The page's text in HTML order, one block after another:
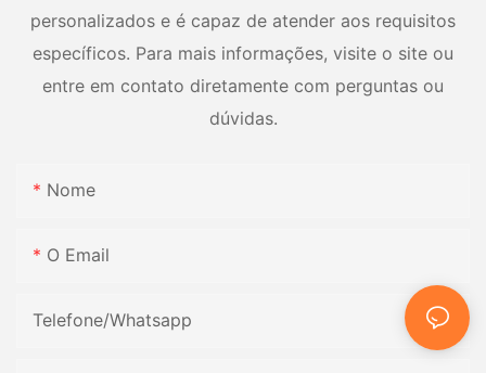
personalizados e é capaz de atender aos requisitos
específicos. Para mais informações, visite o site ou
entre em contato diretamente com perguntas ou
dúvidas.
Nome
O Email
Telefone/whatsapp